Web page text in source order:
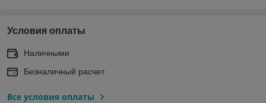
Условия оплаты
Наличными
Безналичный расчет
Все условия оплаты